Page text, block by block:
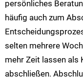
persönliches
häufig auch zum
selten mehrere
mehr Zeit lassen als
abschließen.